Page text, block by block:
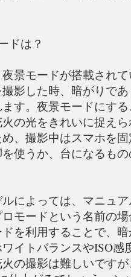
ドは？
景モードが搭載され
影した時、暗がりで
す。夜景モードにす
の光をきれいに捉え
、撮影中はスマホを
使うか、台になるも
によっては、マニュ
モードという名前の
を利用することで、
イトバランスやISO感
の撮影は難しいです